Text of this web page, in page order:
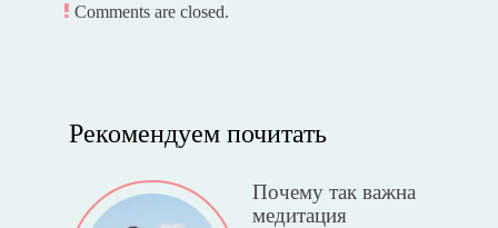
Comments are closed.
Рекомендуем почитать
Почему так важна
медитация